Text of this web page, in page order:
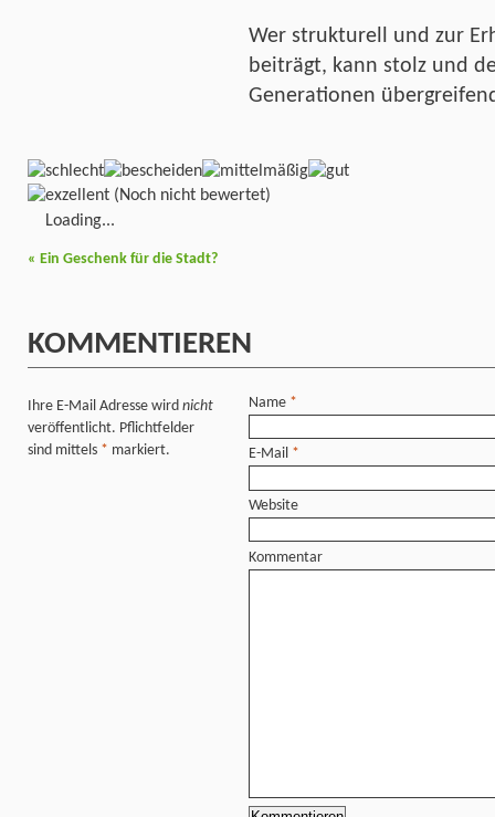
Wer strukturell und zur
beiträgt, kann stolz und
Generationen
(Noch nicht bewertet)
Loading...
« Ein Geschenk für die Stadt?
KOMMENTIEREN
Ihre E-Mail Adresse wird nicht
veröffentlicht. Pflichtfelder
sind mittels * markiert.
Name *
E-Mail *
Website
Kommentar